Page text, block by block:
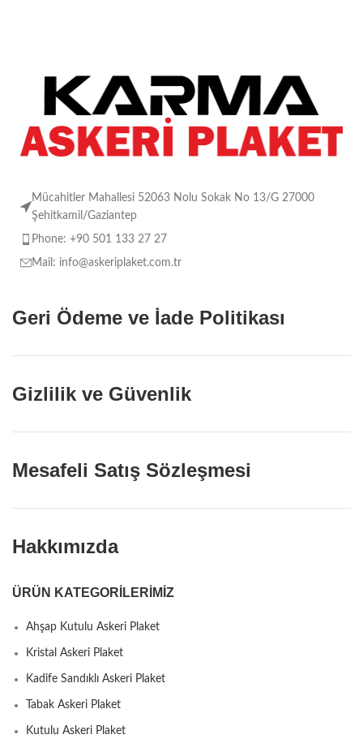
Mücahitler Mahallesi 52063 Nolu Sokak No 13/G 27000
Şehitkamil/Gaziantep
Phone: +90 501 133 27 27
Mail: info@askeriplaket.com.tr
Geri Ödeme ve İade Politikası
Gizlilik ve Güvenlik
Mesafeli Satış Sözleşmesi
Hakkımızda
ÜRÜN KATEGORILERIMIZ
Ahşap Kutulu Askeri Plaket
Kristal Askeri Plaket
Kadife Sandıklı Askeri Plaket
Tabak Askeri Plaket
Kutulu Askeri Plaket